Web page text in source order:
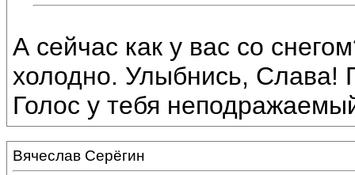
А сейчас как у вас со
холодно. Улыбнись, Слава!
Голос у тебя
Вячеслав Серёгин